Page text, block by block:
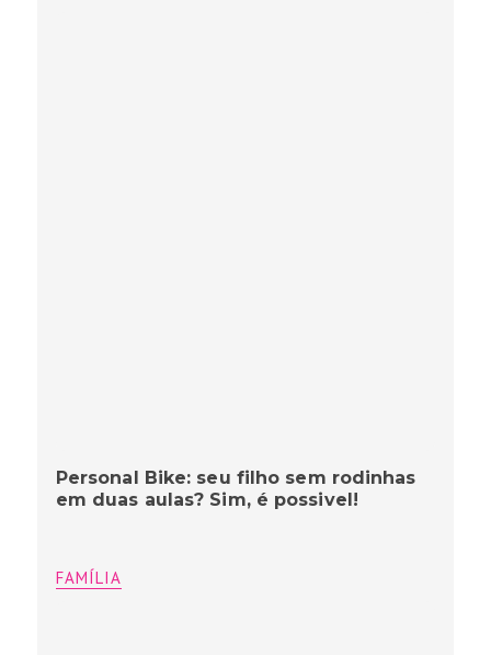
Personal Bike: seu filho sem rodinhas
em duas aulas? Sim, é possivel!
FAMÍLIA